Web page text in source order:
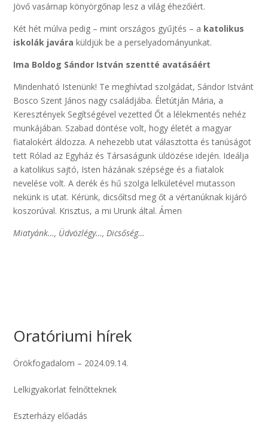
Jövő vasárnap könyörgőnap lesz a világ éhezőiért.
Két hét múlva pedig – mint országos gyűjtés – a katolikus
iskolák javára küldjük be a perselyadományunkat.
Ima Boldog Sándor István szentté avatásáért
Mindenható Istenünk! Te meghívtad szolgádat, Sándor Istvánt
Bosco Szent János nagy családjába. Életútján Mária, a
Keresztények Segítségével vezetted Őt a lélekmentés nehéz
munkájában. Szabad döntése volt, hogy életét a magyar
fiatalokért áldozza. A nehezebb utat választotta és tanúságot
tett Rólad az Egyház és Társaságunk üldözése idején. Ideálja
a katolikus sajtó, Isten házának szépsége és a fiatalok
nevelése volt. A derék és hű szolga lelkületével mutasson
nekünk is utat. Kérünk, dicsőítsd meg őt a vértanúknak kijáró
koszorúval. Krisztus, a mi Urunk által. Ámen
Miatyánk…, Üdvözlégy…, Dicsőség…
Oratóriumi hírek
Örökfogadalom – 2024.09.14.
Lelkigyakorlat felnőtteknek
Eszterházy előadás